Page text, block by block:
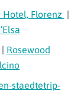
Hotel, Florenz |
| Rosewood